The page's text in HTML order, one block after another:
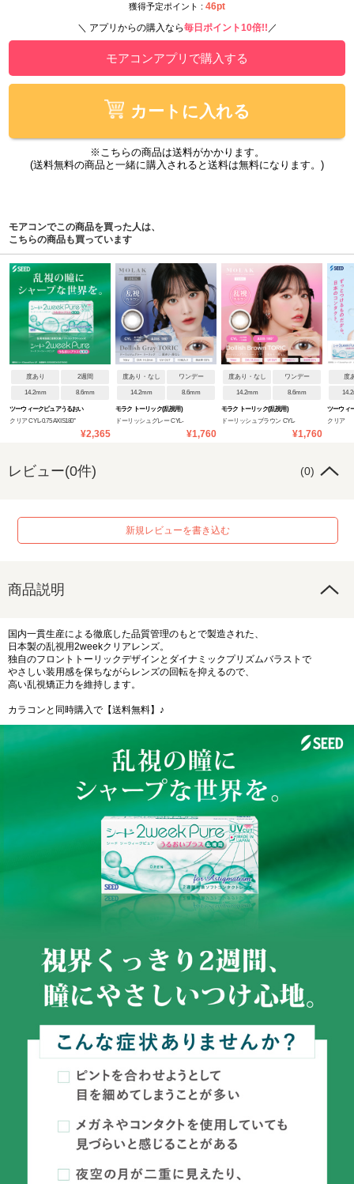
獲得予定ポイント : 46pt
＼ アプリからの購入なら毎日ポイント10倍!! ／
モアコンアプリで購入する
カートに入れる
※こちらの商品は送料がかかります。
(送料無料の商品と一緒に購入されると送料は無料になります。)
モアコンでこの商品を買った人は、
こちらの商品も買っています
度あり 2週間
14.2mm 8.6mm
ツーウィークピュアうるおい
クリア CYL-0.75 AXIS180°
¥2,365
度あり・なし ワンデー
14.2mm 8.6mm
モラク トーリック(乱視用)
ドーリッシュグレー CYL-
¥1,760
度あり・なし ワンデー
14.2mm 8.6mm
モラク トーリック(乱視用)
ドーリッシュブラウン CYL-
¥1,760
度
ツーウィ
クリア
レビュー(0件) (0)
新規レビューを書き込む
商品説明
国内一貫生産による徹底した品質管理のもとで製造された、
日本製の乱視用2weekクリアレンズ。
独自のフロントトーリックデザインとダイナミックプリズムバラストで
やさしい装用感を保ちながらレンズの回転を抑えるので、
高い乱視矯正力を維持します。
カラコンと同時購入で【送料無料】♪